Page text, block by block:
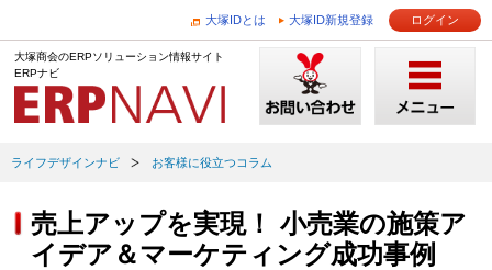
大塚IDとは 大塚ID新規登録 ログイン
大塚商会のERPソリューション情報サイト
ERPナビ
ライフデザインナビ お客様に役立つコラム
売上アップを実現！ 小売業の施策ア
イデア＆マーケティング成功事例